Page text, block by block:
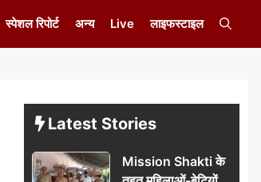
स्पेशल रिपोर्ट अन्य Live लाइफस्टाइल
Latest Stories
Mission Shakti के